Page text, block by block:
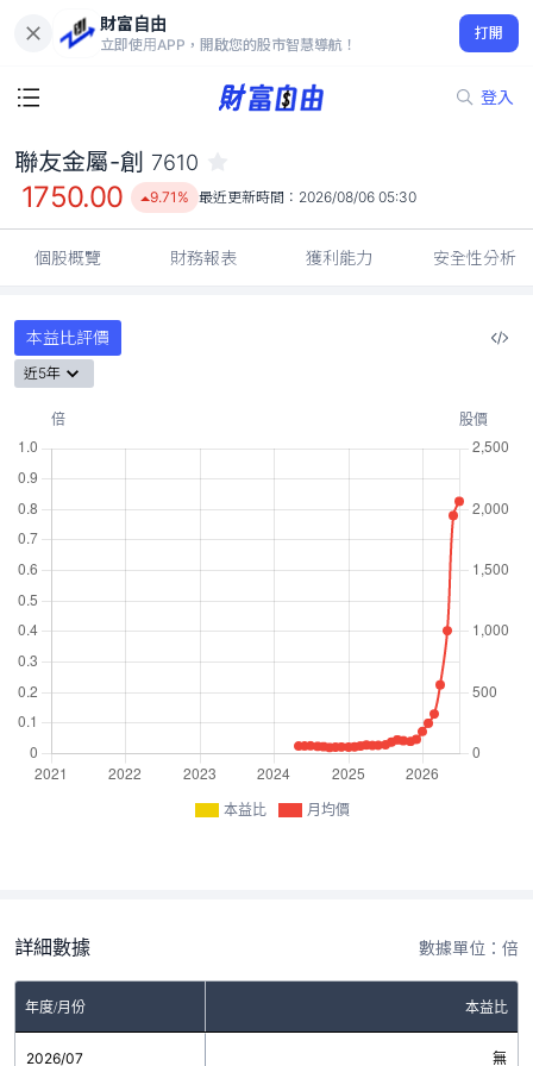
財富自由
立即使用APP，開啟您的股市智慧導航！
打開
登入
1750.00
9.71%
聯友金屬-創 7610
1750.00 9.71% 最近更新時間： 2026/08/06 05:30
個股概覽 財務報表 獲利能力 安全性分析
本益比評價
近5年
本益比 月均價
詳細數據 數據單位：倍
年度/月份 本益比
2026/07 無